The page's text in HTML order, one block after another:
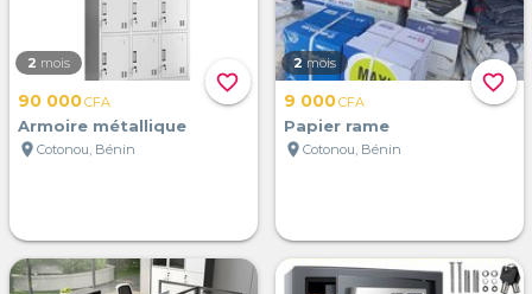
favorite_border
2 mois
90 000CFA
Armoire métallique
location_on Cotonou, Bénin
favorite_border
2 mois
9 000CFA
Papier rame
location_on Cotonou, Bénin